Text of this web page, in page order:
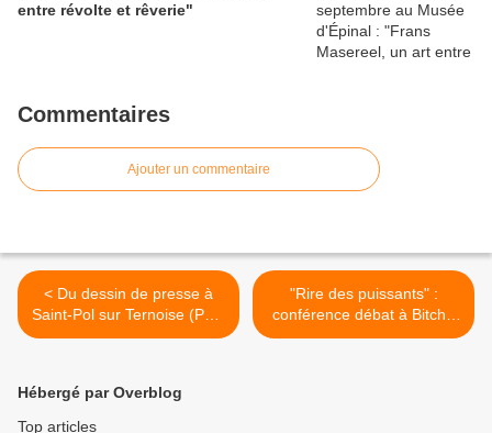
entre révolte et rêverie"
Commentaires
Ajouter un commentaire
< Du dessin de presse à
Saint-Pol sur Ternoise (Pas-
de-Calais) : 27, 28 et 29
"Rire des puissants" :
conférence débat à Bitche
(Moselle) le vendredi 11
Hébergé par Overblog
Top articles